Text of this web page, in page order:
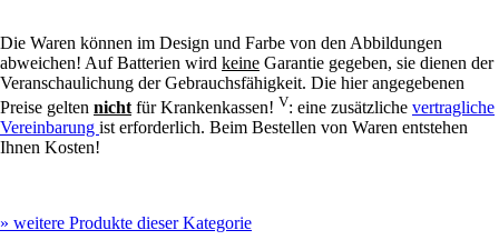
Die Waren können im Design und Farbe von den Abbildungen
abweichen! Auf Batterien wird keine Garantie gegeben, sie dienen der
Veranschaulichung der Gebrauchsfähigkeit. Die hier angegebenen
Preise gelten nicht für Krankenkassen! V: eine zusätzliche vertragliche
Vereinbarung ist erforderlich. Beim Bestellen von Waren entstehen
Ihnen Kosten!
» weitere Produkte dieser Kategorie